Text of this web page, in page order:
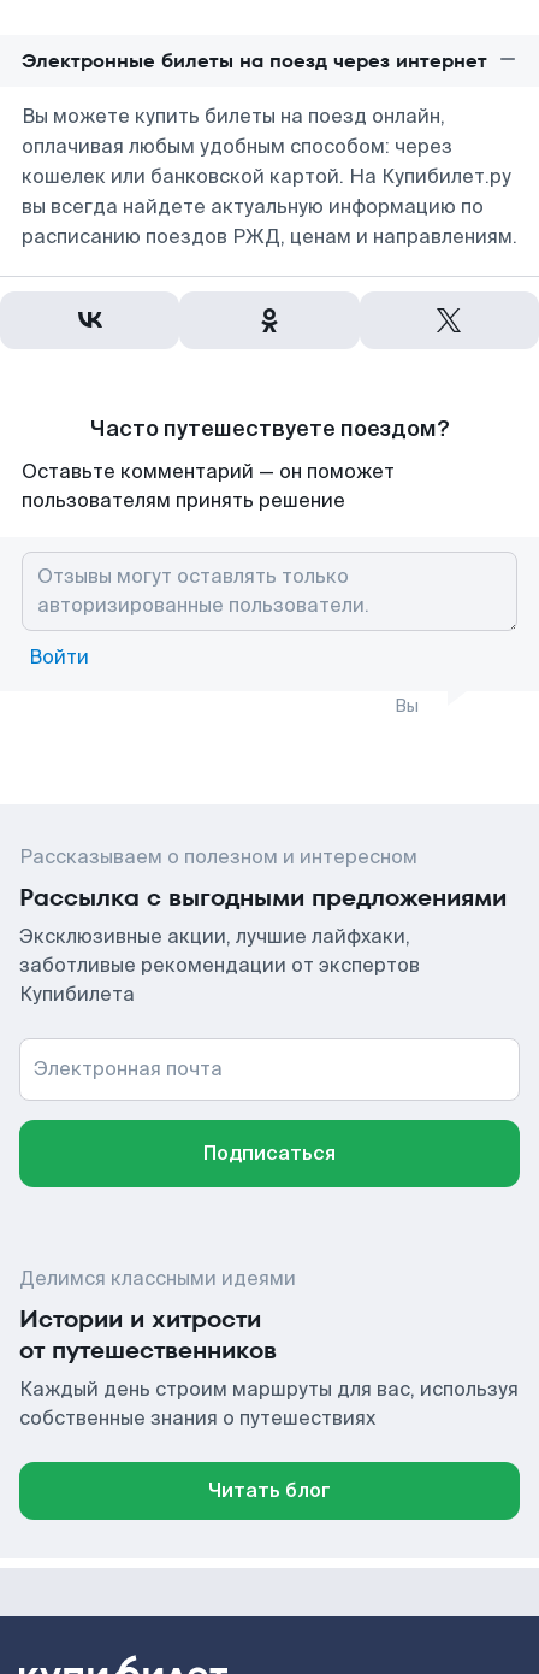
Электронные билеты на поезд через интернет
Вы можете купить билеты на поезд онлайн,
оплачивая любым удобным способом: через
кошелек или банковской картой. На Купибилет.ру
вы всегда найдете актуальную информацию по
расписанию поездов РЖД, ценам и направлениям.
Часто путешествуете поездом?
Оставьте комментарий — он поможет
пользователям принять решение
Войти
Вы
Рассказываем о полезном и интересном
Рассылка с выгодными предложениями
Эксклюзивные акции, лучшие лайфхаки,
заботливые рекомендации от экспертов
Купибилета
Электронная почта
Подписаться
Делимся классными идеями
Истории и хитрости
от путешественников
Каждый день строим маршруты для вас, используя
собственные знания о путешествиях
Читать блог